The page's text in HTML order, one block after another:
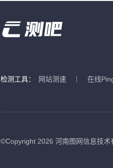
检测工具： 网站测速 在线
©Copyright 2026 河南图网信息技